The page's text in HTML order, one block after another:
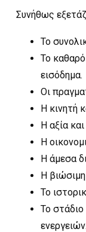
Συνήθως
Το
Το καθαρό
εισόδημα.
Οι
Η κινητή
Η αξία
Η
Η άμεσα
Η βιώσιμη
Το
Το
ενεργειών.